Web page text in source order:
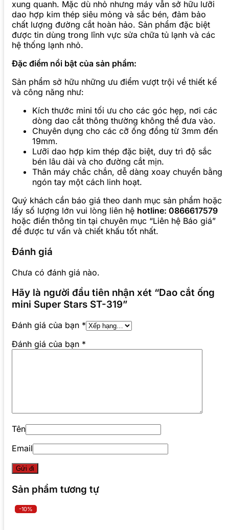
xung quanh. Mặc dù nhỏ nhưng máy vẫn sở hữu lưỡi
dao hợp kim thép siêu mỏng và sắc bén, đảm bảo
chất lượng đường cắt hoàn hảo. Sản phẩm đặc biệt
được tin dùng trong lĩnh vực sửa chữa tủ lạnh và các
hệ thống lạnh nhỏ.
Đặc điểm nổi bật của sản phẩm:
Sản phẩm sở hữu những ưu điểm vượt trội về thiết kế
và công năng như:
Kích thước mini tối ưu cho các góc hẹp, nơi các
dòng dao cắt thông thường không thể đưa vào.
Chuyên dụng cho các cỡ ống đồng từ 3mm đến
19mm.
Lưỡi dao hợp kim thép đặc biệt, duy trì độ sắc
bén lâu dài và cho đường cắt mịn.
Thân máy chắc chắn, dễ dàng xoay chuyển bằng
ngón tay một cách linh hoạt.
Quý khách cần báo giá theo danh mục sản phẩm hoặc
lấy số lượng lớn vui lòng liên hệ hotline: 0866617579
hoặc điền thông tin tại chuyên mục “Liên hệ Báo giá”
để được tư vấn và chiết khấu tốt nhất.
Đánh giá
Chưa có đánh giá nào.
Hãy là người đầu tiên nhận xét “Dao cắt ống
mini Super Stars ST-319”
Đánh giá của bạn *
Đánh giá của bạn *
Tên
Email
Sản phẩm tương tự
-10%